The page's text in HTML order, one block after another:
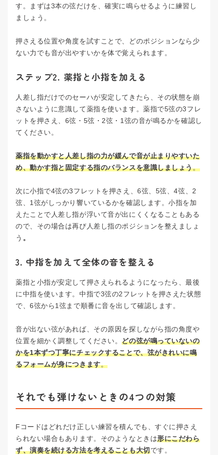
す。まずは3本の弦だけを、確実に鳴らせるように練習し
ましょう。
押さえる位置や角度を試すことで、どのポジションなら少
ない力でも音が出やすいかを体で覚えられます。
ステップ2. 薬指と小指を加える
人差し指だけでのセーハが安定してきたら、その状態を崩
さないように意識して薬指を使います。薬指で5弦の3フレ
ットを押さえ、6弦・5弦・2弦・1弦の音が鳴るかを確認し
てください。
薬指を動かすと人差し指の力が緩んで音が止まりやすいた
め、動かす指と固定する指のバランスを意識しましょう。
次に小指で4弦の3フレットを押さえ、6弦、5弦、4弦、2
弦、1弦がしっかり響いているかを確認します。小指を加
えたことで人差し指が浮いて音が出にくくなることもある
ので、その場合は再び人差し指のポジションを整えましょ
う 。
3. 中指を加えて全体の音を整える
薬指と小指が安定して押さえられるようになったら、最後
に中指を使います。中指で3弦の2フレットを押さえた状態
で、6弦から1弦まで順番に音を出して確認します。
音が出ない弦があれば、その原因を探しながら指の角度や
位置を細かく調整してください。どの弦が鳴っていないの
かを1本ずつ丁寧にチェックすることで、弦がきれいに鳴
るフォームが身につきます。
それでも弾けないときの4つの対策
Fコードはどれだけ正しい練習を積んでも、すぐに押さえ
られない場合もあります。そのようなときは形にこだわら
ず、演奏を続ける方法を考えることも大切です。